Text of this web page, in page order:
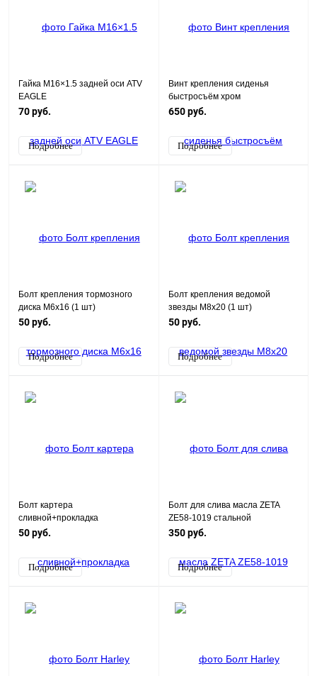
Гайка M16×1.5 задней оси ATV
EAGLE
70 руб.
Подробнее
Винт крепления сиденья
быстросъём хром
650 руб.
Подробнее
Болт крепления тормозного
диска М6х16 (1 шт)
50 руб.
Подробнее
Болт крепления ведомой
звезды M8x20 (1 шт)
50 руб.
Подробнее
Болт картера
сливной+прокладка
139FMB,147FMH,152FMH 50-
50 руб.
Подробнее
Болт для слива масла ZETA
ZE58-1019 стальной
350 руб.
Подробнее